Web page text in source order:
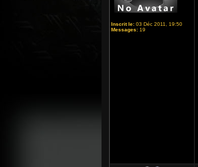
Inscrit le: 03 Déc 2011, 19:50
Messages: 19